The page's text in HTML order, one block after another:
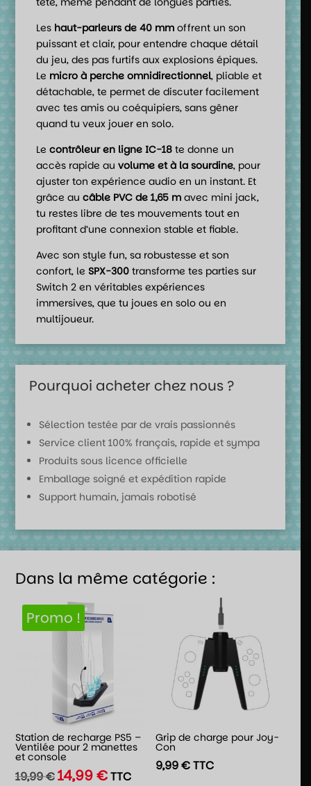
Les haut-parleurs de 40 mmoffrent un son
puissant et clair, pour entendre chaque détail
du jeu, des pas furtifs aux explosions épiques.
Le micro à perche omnidirectionnel, pliable et
détachable, te permet de discuter facilement
avec tes amis ou coéquipiers, sans gêner
quand tu veux jouer en solo.
Le contrôleur en ligne IC-18te donne un
accès rapide au volume et à la sourdine, pour
ajuster ton expérience audio en un instant. Et
grâce au câble PVC de 1,65 mavec mini jack,
tu restes libre de tes mouvements tout en
profitant d’une connexion stable et fiable.
Avec son style fun, sa robustesse et son
confort, le SPX-300transforme tes parties sur
Switch 2 en véritables expériences
immersives, que tu joues en solo ou en
multijoueur.
Pourquoi acheter chez nous ?
Sélection testée par de vrais passionnés
Service client 100% français, rapide et sympa
Produits sous licence officielle
Emballage soigné et expédition rapide
Support humain, jamais robotisé
Dans la même catégorie :
Promo !
Station de recharge PS5 –
Ventilée pour 2 manettes
et console
19,99€Le
14,99€Le
TTC
Grip de charge pour Joy-
Con
9,99€TTC